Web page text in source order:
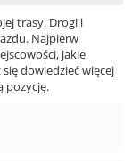
trasy. Drogi i
Najpierw
jakie
dowiedzieć więcej
pozycję.